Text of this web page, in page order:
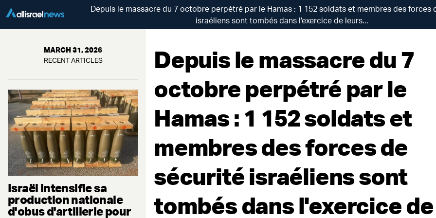
Depuis le massacre du 7 octobre perpétré par le Hamas : 1 152 soldats et membres des forces
israéliens sont tombés dans l'exercice de leurs...
MARCH 31, 2026
RECENT ARTICLES
Israël intensifie sa
production nationale
d'obus d'artillerie pour
Depuis le massacre du 7
octobre perpétré par le
Hamas : 1 152 soldats et
membres des forces de
sécurité israéliens sont
tombés dans l'exercice de